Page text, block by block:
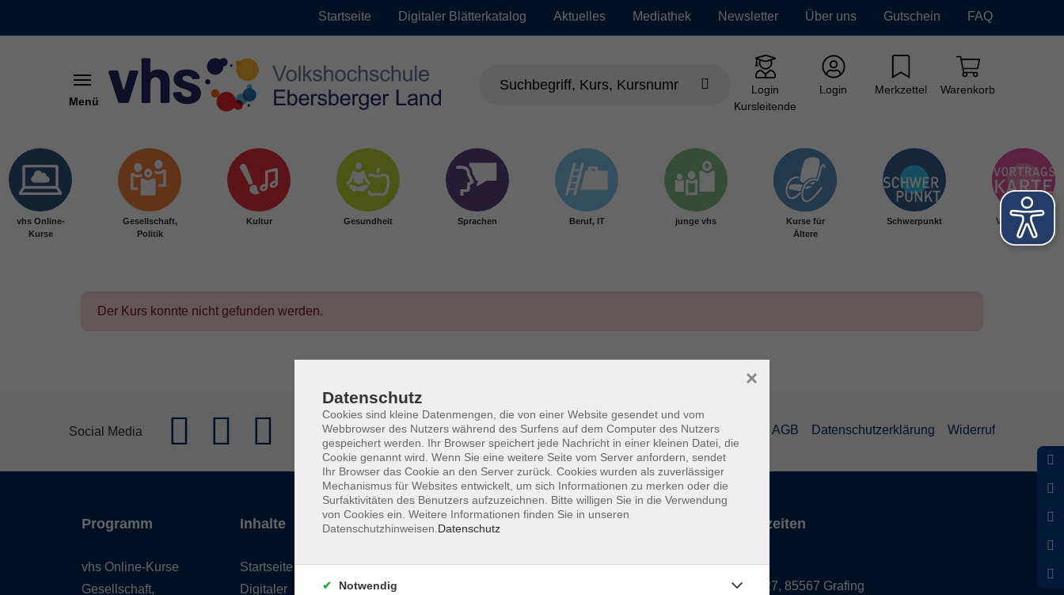
Startseite Digitaler Blätterkatalog Aktuelles Mediathek Newsletter Über uns Gutschein FAQ
Menü
Login
Kursleitende
Login Merkzettel Warenkorb
vhs Online-
Kurse
Gesellschaft,
Politik
Kultur Gesundheit Sprachen Beruf, IT junge vhs
Kurse für
Ältere
Schwerpunkt Vortragskarte
Der Kurs konnte nicht gefunden werden.
Social Media Barrierefreiheit Lage & Routenplan Impressum AGB Datenschutzerklärung Widerruf
Programm
vhs Online-Kurse
Gesellschaft,
Inhalte
Startseite
Digitaler
Volkshochschule Ebersberger Land im
Servicezeiten
Grafing
Griesstr. 27, 85567 Grafing
Datenschutz
Cookies sind kleine Datenmengen, die von einer Website gesendet und vom
Webbrowser des Nutzers während des Surfens auf dem Computer des Nutzers
gespeichert werden. Ihr Browser speichert jede Nachricht in einer kleinen Datei, die
Cookie genannt wird. Wenn Sie eine weitere Seite vom Server anfordern, sendet
Ihr Browser das Cookie an den Server zurück. Cookies wurden als zuverlässiger
Mechanismus für Websites entwickelt, um sich Informationen zu merken oder die
Surfaktivitäten des Benutzers aufzuzeichnen. Bitte willigen Sie in die Verwendung
von Cookies ein. Weitere Informationen finden Sie in unseren
Datenschutzhinweisen. Datenschutz
×
Notwendig